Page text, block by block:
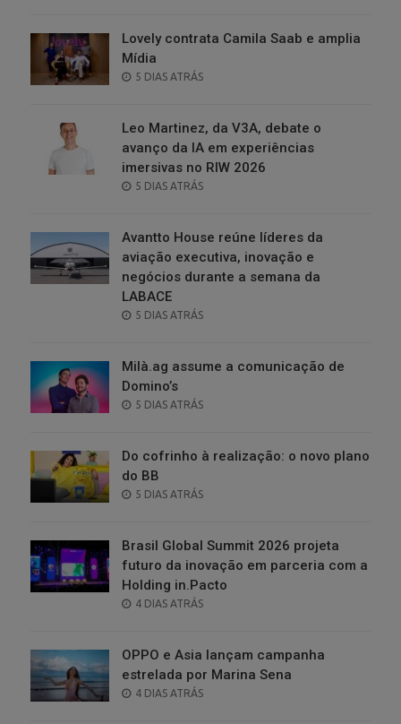
Lovely contrata Camila Saab e amplia
Mídia
POSTED
5 DIAS ATRÁS
Leo Martinez, da V3A, debate o
avanço da IA em experiências
imersivas no RIW 2026
POSTED
5 DIAS ATRÁS
Avantto House reúne líderes da
aviação executiva, inovação e
negócios durante a semana da
LABACE
POSTED
5 DIAS ATRÁS
Milà.ag assume a comunicação de
Domino’s
POSTED
5 DIAS ATRÁS
Do cofrinho à realização: o novo plano
do BB
POSTED
5 DIAS ATRÁS
Brasil Global Summit 2026 projeta
futuro da inovação em parceria com a
Holding in.Pacto
POSTED
4 DIAS ATRÁS
OPPO e Asia lançam campanha
estrelada por Marina Sena
POSTED
4 DIAS ATRÁS